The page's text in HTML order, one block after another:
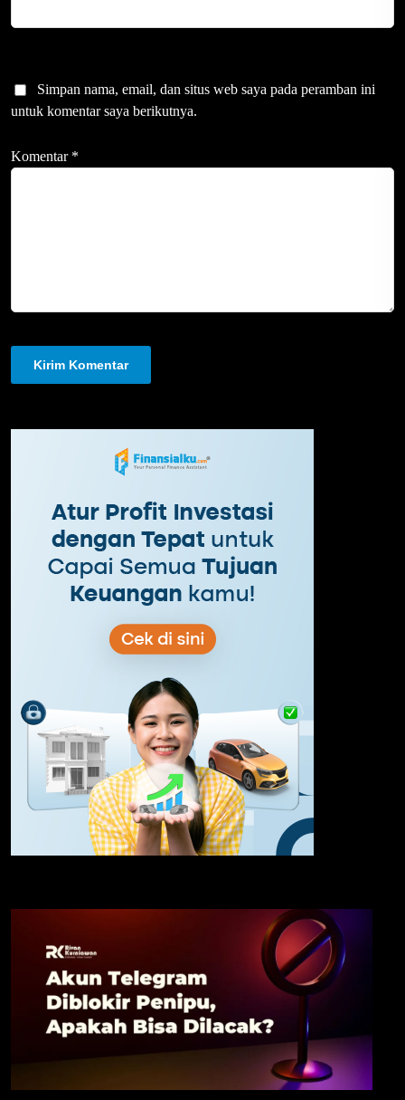
Simpan nama, email, dan situs web saya pada peramban ini
untuk komentar saya berikutnya.
Komentar *